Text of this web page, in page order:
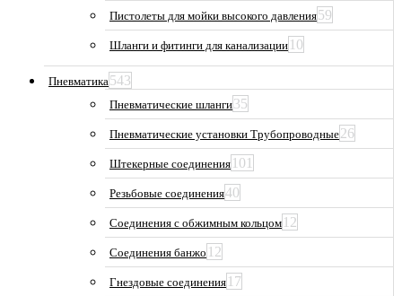
Пистолеты для мойки высокого давления59
Шланги и фитинги для канализации 10
Пневматика543
Пневматические шланги35
Пневматические установки Трубопроводные26
Штекерные соединения 101
Резьбовые соединения40
Соединения с обжимным кольцом 12
Соединения банжо 12
Гнездовые соединения 17